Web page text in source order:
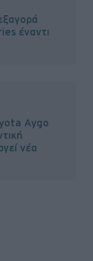
έναντι
Aygo
νέα